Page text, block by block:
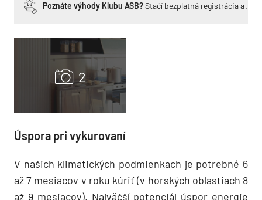
Poznáte výhody Klubu ASB?Stačí bezplatná registrácia a
Úspora pri vykurovaní
V našich klimatických podmienkach je potrebné 6
až 7 mesiacov v roku kúriť (v horských oblastiach 8
až 9 mesiacov). Najväčší potenciál úspor energie